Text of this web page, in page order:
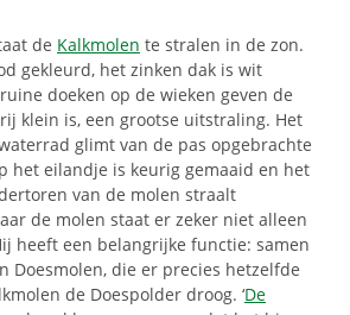
de Kalkmolen te stralen in de zon.
gekleurd, het zinken dak is wit
doeken op de wieken geven de
klein is, een grootse uitstraling. Het
glimt van de pas opgebrachte
het eilandje is keurig gemaaid en het
van de molen straalt
de molen staat er zeker niet alleen
heeft een belangrijke functie: samen
Doesmolen, die er precies hetzelfde
de Doespolder droog. ‘De